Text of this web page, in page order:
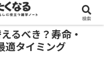
るべき？寿命・
適タイミング
検索